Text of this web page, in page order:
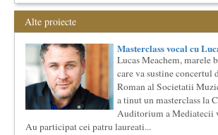
britanici stilizeaza traduceri din proza
romaneasca ...
Cursul de Lingvistica (anul I)
Societatea Muzicala organizeaza un curs de
lingvistica. Este un curs intensiv si concentrat,
academ...
Cursul de Lingvistica (anul II)
Societatea Muzicala organizeaza un curs de
lingvistica. Este un curs intensiv si concentrat,
academ...
Alte proiecte
Masterclass vocal cu
Lucas Meachem, marele
care va sustine concertul
Roman al Societatii
a tinut un masterclass la
Auditorium a Mediatecii
Au participat cei patru laureati...